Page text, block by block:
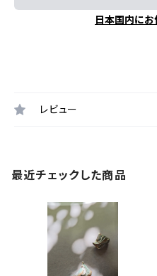
日本国内に
レビュー
最近チェックした商品